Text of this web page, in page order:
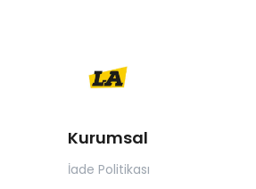
Kurumsal
İade Politikası